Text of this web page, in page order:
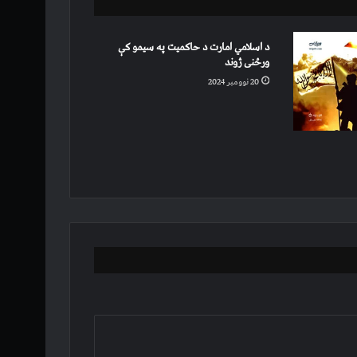
د اسلامي امارت د حاکمیت په سیمو کې
ورځنی ژوند
20 نوومبر 2024